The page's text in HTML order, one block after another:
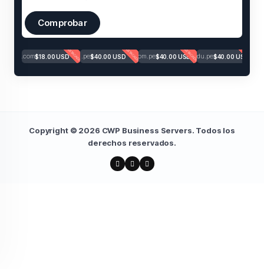
Comprobar
DESTACADO
.com$18.00 USD DESTACADO
.pe$40.00 USD DESTACADO
.com.pe$40.00 USD DESTACADO
.edu.pe$40.00 USD
Copyright © 2026 CWP Business Servers. Todos los
derechos reservados.